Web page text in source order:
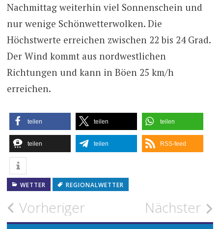
Nachmittag weiterhin viel Sonnenschein und
nur wenige Schönwetterwolken. Die
Höchstwerte erreichen zwischen 22 bis 24 Grad.
Der Wind kommt aus nordwestlichen
Richtungen und kann in Böen 25 km/h
erreichen.
teilen teilen teilen
teilen teilen RSS-feed
WETTER REGIONALWETTER
Beitragsnavigation
Vorheriger Nächster